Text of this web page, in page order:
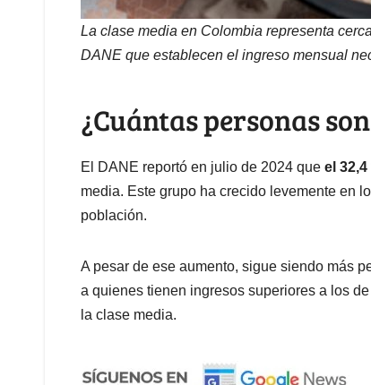
La clase media en Colombia representa
DANE que establecen el ingreso mensual
¿Cuántas personas
El DANE reportó en julio de 2024 que el
media. Este grupo ha crecido levemente en
población.
A pesar de ese aumento, sigue siendo más
a quienes tienen ingresos superiores a los
la clase media.